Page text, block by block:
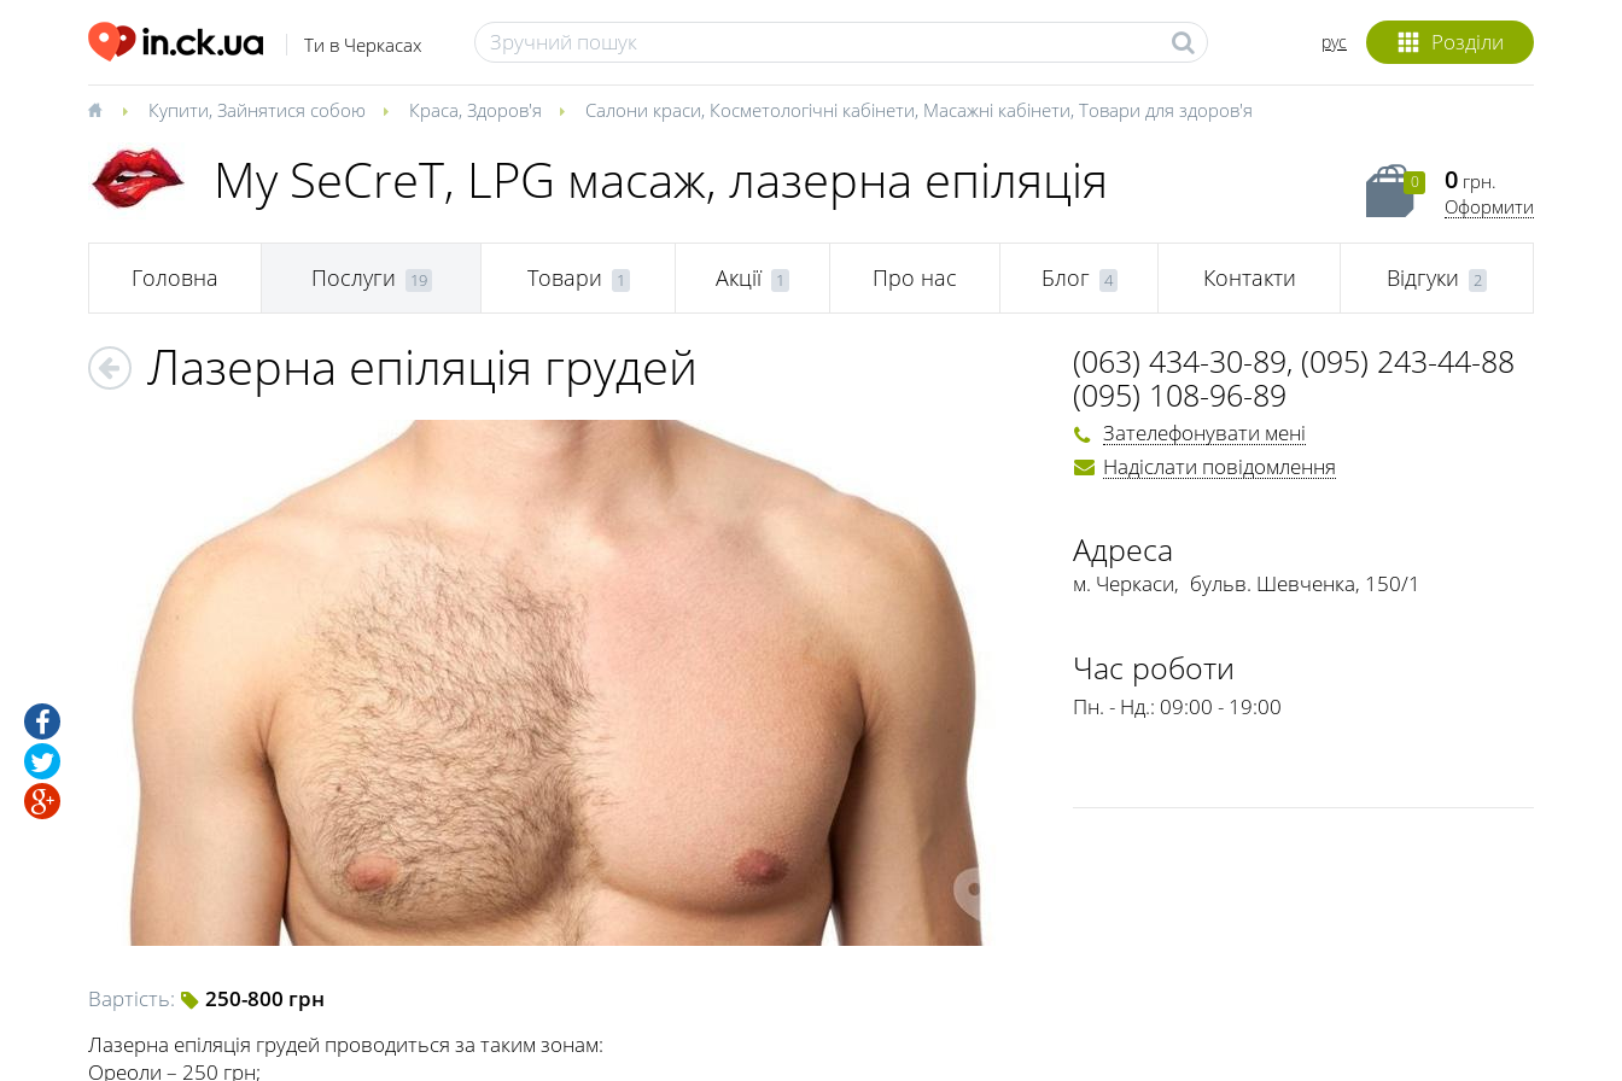
Ти в Черкасах Розділи
рус
Купити, Зайнятися собою Краса, Здоров'я Салони краси, Косметологічні кабінети, Масажні кабінети, Товари для здоров'я
My SeCreT, LPG масаж, лазерна епіляція 0 0 грн.
Оформити
Головна Послуги 19 Товари 1 Акції 1 Про нас Блог 4 Контакти Відгуки 2
Лазерна епіляція грудей
Вартість:
250-800 грн
Лазерна епіляція грудей проводиться за таким зонам:
Ореоли – 250 грн;
(063) 434-30-89, (095) 243-44-88
(095) 108-96-89
Зателефонувати мені
Надіслати повідомлення
Адреса
м. Черкаси, бульв. Шевченка, 150/1
Час роботи
Пн. - Нд.: 09:00 - 19:00